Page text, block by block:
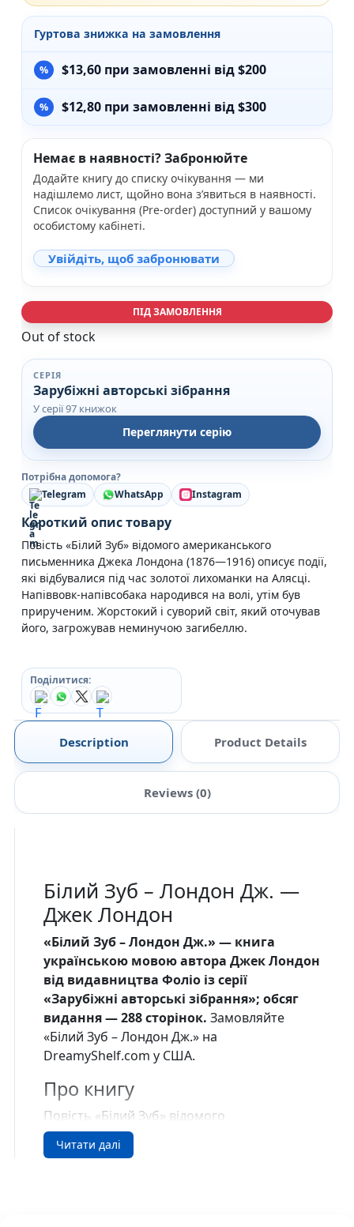
Гуртова знижка на замовлення
$13,60 при замовленні від $200
$12,80 при замовленні від $300
Немає в наявності? Забронюйте
Додайте книгу до списку очікування — ми
надішлемо лист, щойно вона з’явиться в наявності.
Список очікування (Pre-order) доступний у вашому
особистому кабінеті.
Увійдіть, щоб забронювати
ПІД ЗАМОВЛЕННЯ
Out of stock
СЕРІЯ
Зарубіжні авторські зібрання
У серії 97 книжок
Переглянути серію
Потрібна допомога?
Telegram
WhatsApp Instagram
Короткий опис товару
Повість «Білий Зуб» відомого американського
письменника Джека Лондона (1876—1916) описує події,
які відбувалися під час золотої лихоманки на Алясці.
Напіввовк-напівсобака народився на волі, утім був
прирученим. Жорстокий і суворий світ, який оточував
його, загрожував неминучою загибеллю.
Поділитися:
Description Product Details
Reviews (0)
Білий Зуб – Лондон Дж. —
Джек Лондон
«Білий Зуб – Лондон Дж.» — книга
українською мовою автора Джек Лондон
від видавництва Фоліо із серії
«Зарубіжні авторські зібрання»; обсяг
видання — 288 сторінок. Замовляйте
«Білий Зуб – Лондон Дж.» на
DreamyShelf.com у США.
Про книгу
Повість «Білий Зуб» відомого
американського письменника Джека
Лондона (1876—1916) описує події, які
Читати далі